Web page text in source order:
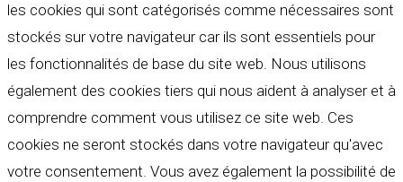
les cookies qui sont catégorisés comme nécessaires sont
stockés sur votre navigateur car ils sont essentiels pour
les fonctionnalités de base du site web. Nous utilisons
également des cookies tiers qui nous aident à analyser et à
comprendre comment vous utilisez ce site web. Ces
cookies ne seront stockés dans votre navigateur qu'avec
votre consentement. Vous avez également la possibilité de